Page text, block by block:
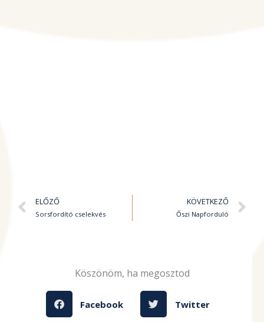
Előző
ELŐZŐ
Sorsfordító cselekvés
KÖVETKEZŐ
Őszi Napforduló
Köszönöm, ha megosztod
Facebook Twitter